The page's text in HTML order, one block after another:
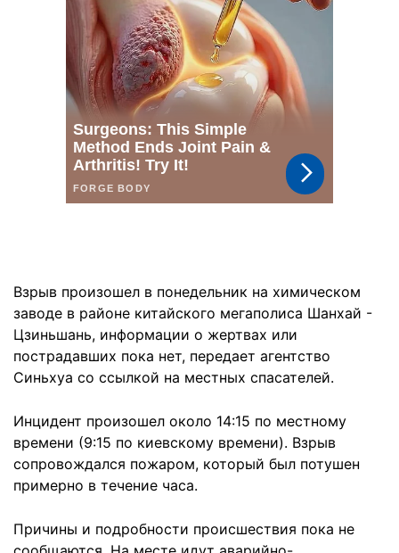
Взрыв произошел в понедельник на химическом
заводе в районе китайского мегаполиса Шанхай -
Цзиньшань, информации о жертвах или
пострадавших пока нет, передает агентство
Синьхуа со ссылкой на местных спасателей.
Инцидент произошел около 14:15 по местному
времени (9:15 по киевскому времени). Взрыв
сопровождался пожаром, который был потушен
примерно в течение часа.
Причины и подробности происшествия пока не